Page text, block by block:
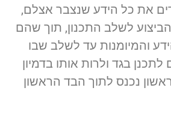
את כל הידע שנצבר אצלם,
לשלב התכנון, תוך שהם
והמיומנות עד לשלב שבו
בגד ולרות אותו בדמיון
נכנס לתוך הבד הראשון